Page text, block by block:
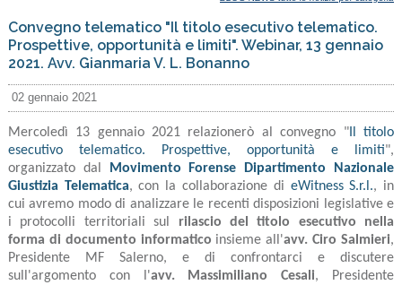
Convegno telematico "Il titolo esecutivo telematico.
Prospettive, opportunità e limiti". Webinar, 13 gennaio
2021. Avv. Gianmaria V. L. Bonanno
02 gennaio 2021
Mercoledì 13 gennaio 2021 relazionerò al convegno "Il titolo
esecutivo telematico. Prospettive, opportunità e limiti",
organizzato dal
Movimento Forense Dipartimento Nazionale
Giustizia Telematica, con la collaborazione di eWitness S.r.l., in
cui avremo modo di analizzare le recenti disposizioni legislative e
i protocolli territoriali sul rilascio del titolo esecutivo nella
forma di documento informatico insieme all'avv. Ciro Salmieri,
Presidente MF Salerno, e di confrontarci e discutere
sull'argomento con l'avv. Massimiliano Cesali, Presidente